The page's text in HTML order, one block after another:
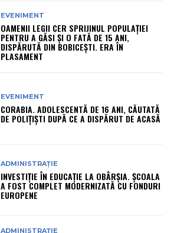
EVENIMENT
OAMENII LEGII CER SPRIJINUL POPULAȚIEI
PENTRU A GĂSI ȘI O FATĂ DE 15 ANI,
DISPĂRUTĂ DIN BOBICEȘTI. ERA ÎN
PLASAMENT
EVENIMENT
CORABIA. ADOLESCENTĂ DE 16 ANI, CĂUTATĂ
DE POLIȚIȘTI DUPĂ CE A DISPĂRUT DE ACASĂ
ADMINISTRAȚIE
INVESTIȚIE ÎN EDUCAȚIE LA OBÂRȘIA. ȘCOALA
A FOST COMPLET MODERNIZATĂ CU FONDURI
EUROPENE
ADMINISTRAȚIE